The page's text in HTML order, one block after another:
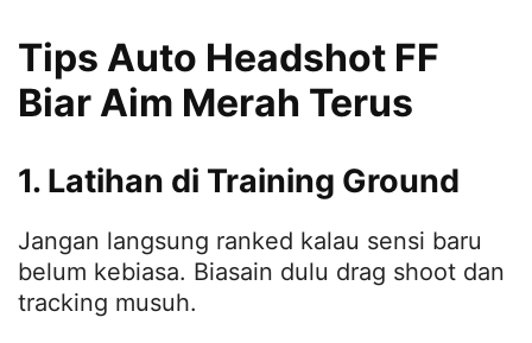
Tips Auto Headshot FF
Biar Aim Merah Terus
1. Latihan di Training Ground
Jangan langsung ranked kalau sensi baru
belum kebiasa. Biasain dulu drag shoot dan
tracking musuh.